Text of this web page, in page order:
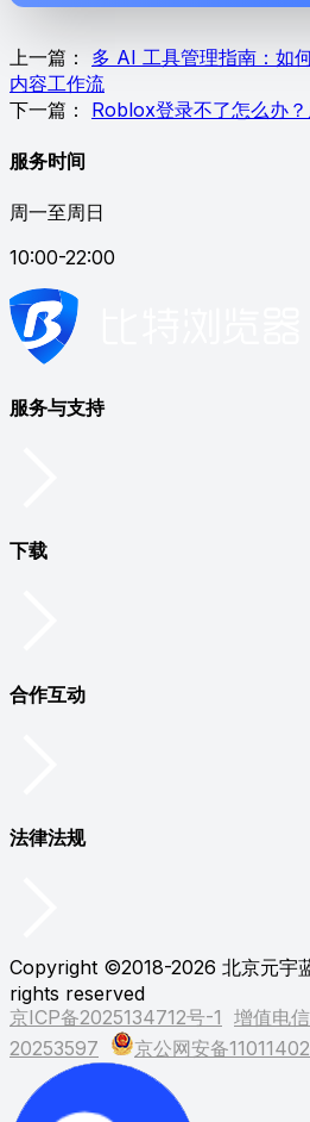
上一篇： 多 AI 工具管理指南：如
内容工作流
下一篇： Roblox登录不了怎么办
服务时间
周一至周日
10:00-22:00
服务与支持
下载
合作互动
法律法规
Copyright ©2018-2026 北京元宇
rights reserved
京ICP备2025134712号-1 增值电
20253597
京公网安备